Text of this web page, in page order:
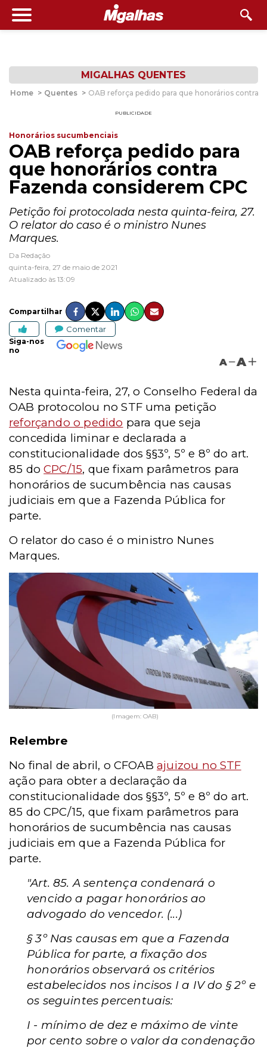
MIGALHAS QUENTES
Home > Quentes > OAB reforça pedido para que honorários contra
PUBLICIDADE
Honorários sucumbenciais
OAB reforça pedido para
que honorários contra
Fazenda considerem CPC
Petição foi protocolada nesta quinta-feira, 27.
O relator do caso é o ministro Nunes
Marques.
Da Redação
quinta-feira, 27 de maio de 2021
Atualizado às 13:09
Compartilhar
Comentar
Siga-nos
no
A A
Nesta quinta-feira, 27, o Conselho Federal da
OAB protocolou no STF uma petição
reforçando o pedido para que seja
concedida liminar e declarada a
constitucionalidade dos §§3º, 5º e 8º do art.
85 doCPC/15, que fixam parâmetros para
honorários de sucumbência nas causas
judiciais em que a Fazenda Pública for
parte.
O relator do caso é o ministro Nunes
Marques.
(Imagem: OAB)
Relembre
No final de abril, o CFOABajuizou no STF
ação para obter a declaração da
constitucionalidade dos §§3º, 5º e 8º do art.
85 do CPC/15, que fixam parâmetros para
honorários de sucumbência nas causas
judiciais em que a Fazenda Pública for
parte.
"Art. 85. A sentença condenará o
vencido a pagar honorários ao
advogado do vencedor. (...)
§ 3º Nas causas em que a Fazenda
Pública for parte, a fixação dos
honorários observará os critérios
estabelecidos nos incisos I a IV do § 2º e
os seguintes percentuais:
I - mínimo de dez e máximo de vinte
por cento sobre o valor da condenação